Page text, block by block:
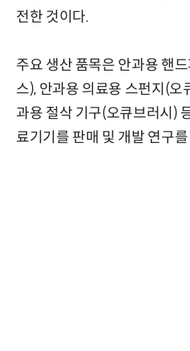
전한 것이다.
주요 생산 품목은 안과용 핸
스), 안과용 의료용 스펀지(오
과용 절삭 기구(오큐브러시)
료기기를 판매 및 개발 연구